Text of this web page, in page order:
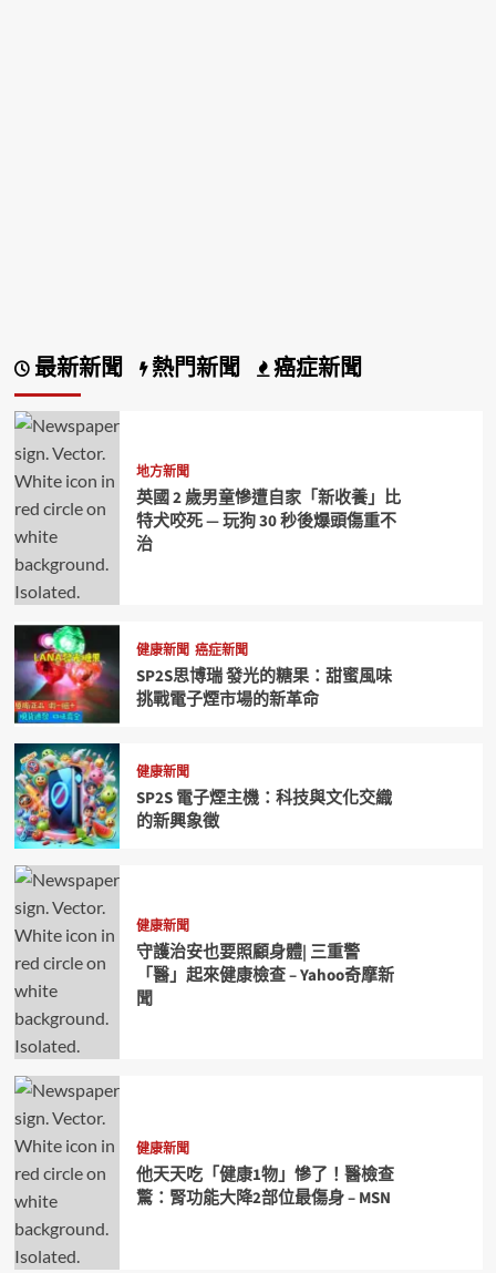
最新新聞 熱門新聞 癌症新聞
地方新聞
英國 2 歲男童慘遭自家「新收養」比
特犬咬死 — 玩狗 30 秒後爆頭傷重不
治
健康新聞 癌症新聞
SP2S思博瑞 發光的糖果：甜蜜風味
挑戰電子煙市場的新革命
健康新聞
SP2S 電子煙主機：科技與文化交織
的新興象徵
健康新聞
守護治安也要照顧身體| 三重警
「醫」起來健康檢查 – Yahoo奇摩新
聞
健康新聞
他天天吃「健康1物」慘了！醫檢查
驚：腎功能大降2部位最傷身 – MSN